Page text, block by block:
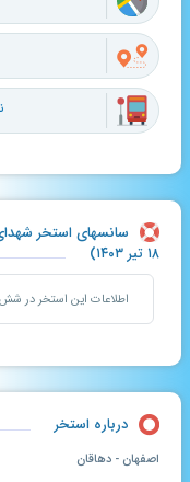
سانسهای استخر
۱۸ تیر ۱۴۰۳)
اطلاعات این استخر در
درباره استخر
اصفهان - دهاقان